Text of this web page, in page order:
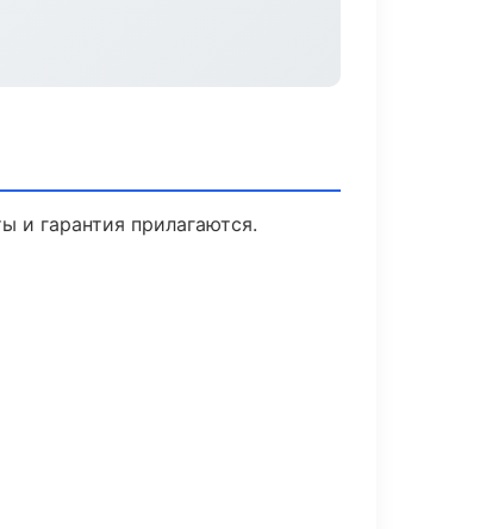
и гарантия прилагаются.